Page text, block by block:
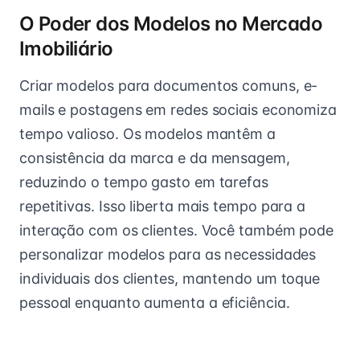
O Poder dos Modelos no Mercado
Imobiliário
Criar modelos para documentos comuns, e-
mails e postagens em redes sociais economiza
tempo valioso. Os modelos mantêm a
consistência da marca e da mensagem,
reduzindo o tempo gasto em tarefas
repetitivas. Isso liberta mais tempo para a
interação com os clientes. Você também pode
personalizar modelos para as necessidades
individuais dos clientes, mantendo um toque
pessoal enquanto aumenta a eficiência.